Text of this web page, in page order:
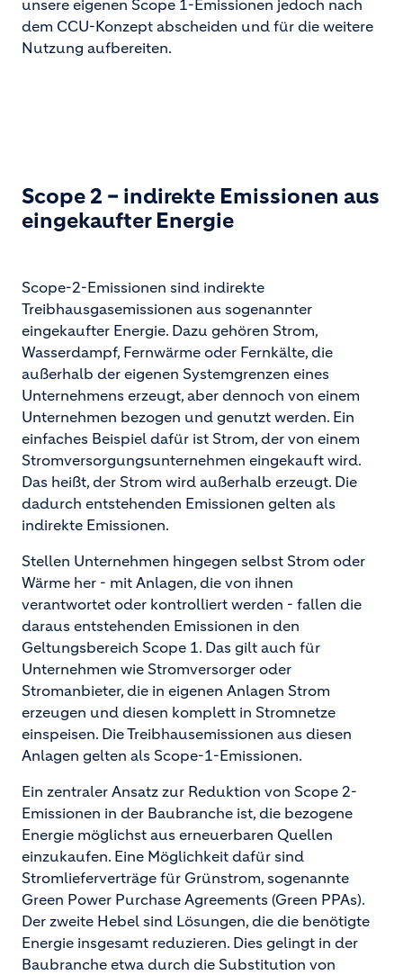
unsere eigenen Scope 1-Emissionen jedoch nach
dem CCU-Konzept abscheiden und für die weitere
Nutzung aufbereiten.
Scope 2 – indirekte Emissionen aus
eingekaufter Energie
Scope-2-Emissionen sind indirekte
Treibhausgasemissionen aus sogenannter
eingekaufter Energie. Dazu gehören Strom,
Wasserdampf, Fernwärme oder Fernkälte, die
außerhalb der eigenen Systemgrenzen eines
Unternehmens erzeugt, aber dennoch von einem
Unternehmen bezogen und genutzt werden. Ein
einfaches Beispiel dafür ist Strom, der von einem
Stromversorgungsunternehmen eingekauft wird.
Das heißt, der Strom wird außerhalb erzeugt. Die
dadurch entstehenden Emissionen gelten als
indirekte Emissionen.
Stellen Unternehmen hingegen selbst Strom oder
Wärme her - mit Anlagen, die von ihnen
verantwortet oder kontrolliert werden - fallen die
daraus entstehenden Emissionen in den
Geltungsbereich Scope 1. Das gilt auch für
Unternehmen wie Stromversorger oder
Stromanbieter, die in eigenen Anlagen Strom
erzeugen und diesen komplett in Stromnetze
einspeisen. Die Treibhausemissionen aus diesen
Anlagen gelten als Scope-1-Emissionen.
Ein zentraler Ansatz zur Reduktion von Scope 2-
Emissionen in der Baubranche ist, die bezogene
Energie möglichst aus erneuerbaren Quellen
einzukaufen. Eine Möglichkeit dafür sind
Stromlieferverträge für Grünstrom, sogenannte
Green Power Purchase Agreements (Green PPAs).
Der zweite Hebel sind Lösungen, die die benötigte
Energie insgesamt reduzieren. Dies gelingt in der
Baubranche etwa durch die Substitution von